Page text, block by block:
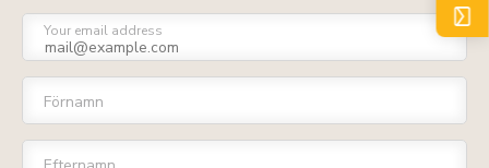
Your email address
Förnamn